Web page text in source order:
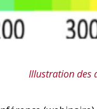
Illustration des